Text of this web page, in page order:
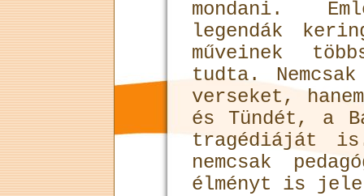
mondani.
legendák
műveinek
tudta.
verseket,
és Tündét, a
tragédiáját
nemcsak
élményt is